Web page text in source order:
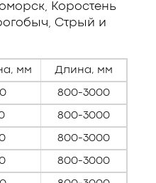
Коростень
Стрый и
мм Длина, мм
800-3000
800-3000
800-3000
800-3000